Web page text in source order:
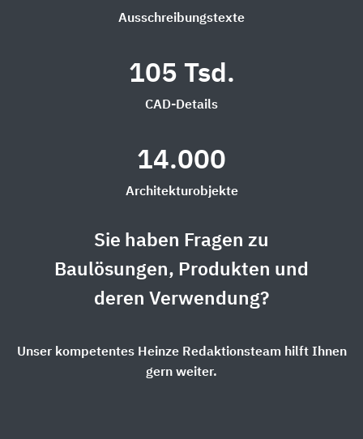
Ausschreibungstexte
105 Tsd.
CAD-Details
14.000
Architekturobjekte
Sie haben Fragen zu
Baulösungen, Produkten und
deren Verwendung?
Unser kompetentes Heinze Redaktionsteam hilft Ihnen
gern weiter.